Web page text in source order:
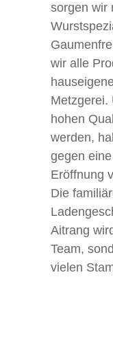
sorgen wir
wir alle
Metzgerei.
hohen
werden,
gegen
Eröffnung
Die
Aitrang
Team,
vielen